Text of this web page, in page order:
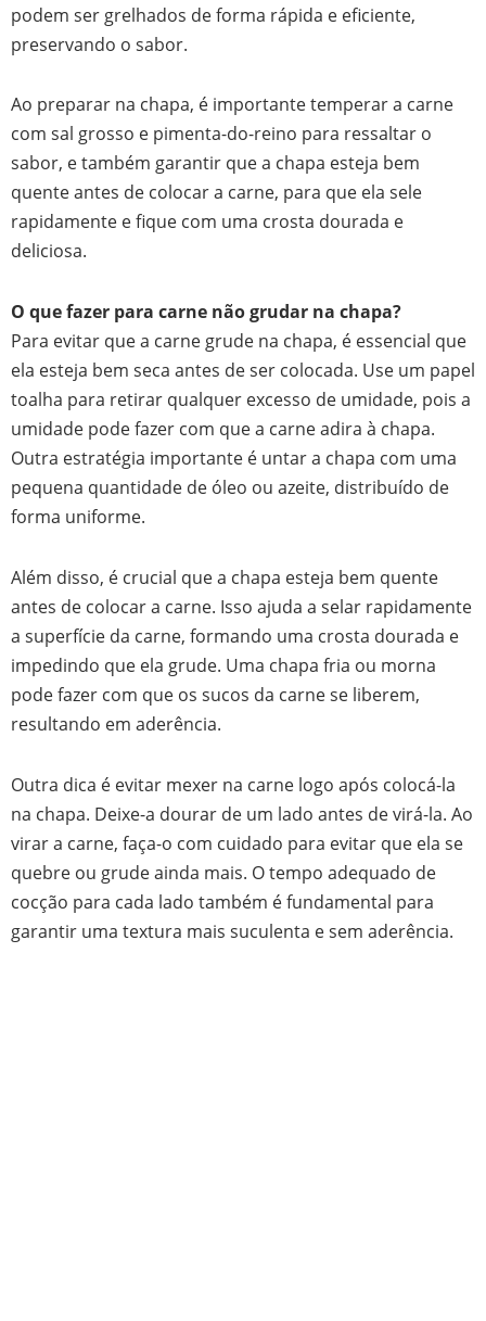
podem ser grelhados de forma rápida e eficiente,
preservando o sabor.
Ao preparar na chapa, é importante temperar a carne
com sal grosso e pimenta-do-reino para ressaltar o
sabor, e também garantir que a chapa esteja bem
quente antes de colocar a carne, para que ela sele
rapidamente e fique com uma crosta dourada e
deliciosa.
O que fazer para carne não grudar na chapa?
Para evitar que a carne grude na chapa, é essencial que
ela esteja bem seca antes de ser colocada. Use um papel
toalha para retirar qualquer excesso de umidade, pois a
umidade pode fazer com que a carne adira à chapa.
Outra estratégia importante é untar a chapa com uma
pequena quantidade de óleo ou azeite, distribuído de
forma uniforme.
Além disso, é crucial que a chapa esteja bem quente
antes de colocar a carne. Isso ajuda a selar rapidamente
a superfície da carne, formando uma crosta dourada e
impedindo que ela grude. Uma chapa fria ou morna
pode fazer com que os sucos da carne se liberem,
resultando em aderência.
Outra dica é evitar mexer na carne logo após colocá-la
na chapa. Deixe-a dourar de um lado antes de virá-la. Ao
virar a carne, faça-o com cuidado para evitar que ela se
quebre ou grude ainda mais. O tempo adequado de
cocção para cada lado também é fundamental para
garantir uma textura mais suculenta e sem aderência.